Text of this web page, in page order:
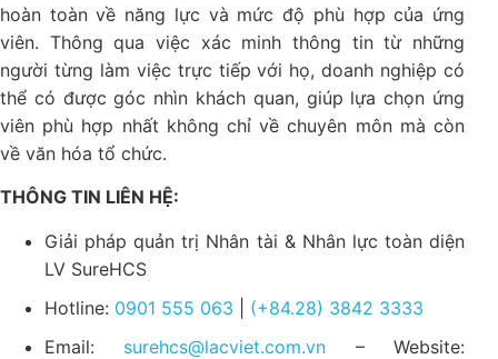
hoàn toàn về năng lực và mức độ phù hợp của ứng
viên. Thông qua việc xác minh thông tin từ những
người từng làm việc trực tiếp với họ, doanh nghiệp có
thể có được góc nhìn khách quan, giúp lựa chọn ứng
viên phù hợp nhất không chỉ về chuyên môn mà còn
về văn hóa tổ chức.
THÔNG TIN LIÊN HỆ:
Giải pháp quản trị Nhân tài & Nhân lực toàn diện
LV SureHCS
Hotline: 0901 555 063
(+84.28) 3842 3333
Email: surehcs@lacviet.com.vn – Website: